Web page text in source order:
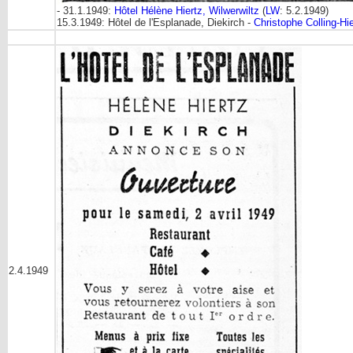
- 31.1.1949: Hôtel Hélène Hiertz, Wilwerwiltz (LW: 5.2.1949)
15.3.1949: Hôtel de l'Esplanade, Diekirch - Christophe Colling-
2.4.1949